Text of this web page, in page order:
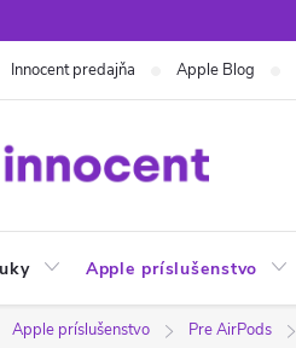
Innocent predajňa Apple Blog
Apple príslušenstvo
Apple príslušenstvo Pre AirPods